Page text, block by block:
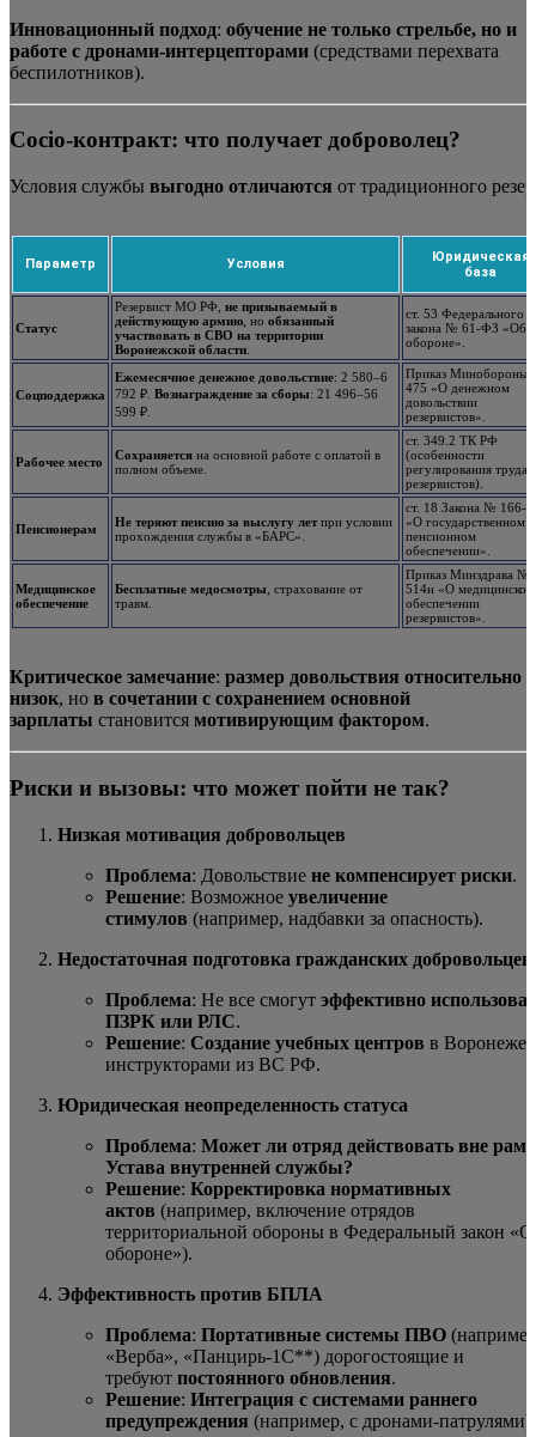
Инновационный подход: обучение не только стрельбе, но и
работе с дронами-интерцепторами (средствами перехвата
беспилотников).
Сocio-контракт: что получает доброволец?
Условия службы выгодно отличаются от традиционного
Параметр Условия
Юридическая
база
Статус
Резервист МО РФ, не призываемый в
действующую армию , но обязанный
участвовать в СВО на территории
Воронежской области
ст. 53 Федерального
закона № 61-ФЗ «Об
обороне».
Соцподдержка
Ежемесячное денежное довольствие: 2 580–6
792 ₽. Вознаграждение за сборы: 21 496–56
599 ₽.
Приказ Минобороны
475 «О денежном
довольствии
резервистов».
Рабочее место Сохраняется на основной работе с оплатой в
полном объеме.
ст. 349.2 ТК РФ
(особенности
регулирования труда
резервистов).
Пенсионерам Не теряют пенсию за выслугу лет при условии
прохождения службы в «БАРС».
ст. 18 Закона № 166-
«О государственном
пенсионном
обеспечении».
Медицинское
обеспечение
Бесплатные медосмотры , страхование от
травм.
Приказ Минздрава №
514н «О медицинском
обеспечении
резервистов».
Критическое замечание: размер довольствия относительно
низок, но в сочетании с сохранением основной
зарплаты становится мотивирующим фактором.
Риски и вызовы: что может пойти не так?
Низкая мотивация добровольцев
Проблема: Довольствие не компенсирует риски.
Решение: Возможное увеличение
стимулов (например, надбавки за опасность).
Недостаточная подготовка гражданских добровольцев
Проблема: Не все смогут эффективно
ПЗРК или РЛС.
Решение: Создание учебных центров в Воронеже
инструкторами из ВС РФ.
Юридическая неопределенность статуса
Проблема: Может ли отряд действовать вне
Устава внутренней службы?
Решение: Корректировка нормативных
актов (например, включение отрядов
территориальной обороны в Федеральный закон
обороне»).
Эффективность против БПЛА
Проблема: Портативные системы ПВО
«Верба», «Панцирь-1С**) дорогостоящие и
требуют постоянного обновления.
Решение: Интеграция с системами раннего
предупреждения (например, с дронами-патрулями).